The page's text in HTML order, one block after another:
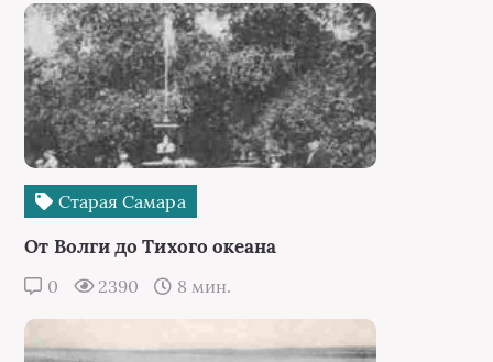
Скоромыкин, Сруль и другие...
0 2000 3 мин.
История Струковского сада